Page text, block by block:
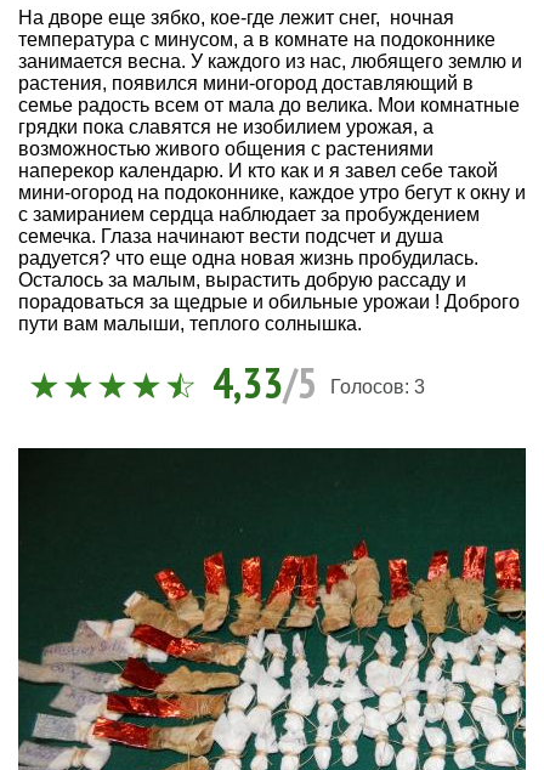
На дворе еще зябко, кое-где лежит снег, ночная
температура с минусом, а в комнате на подоконнике
занимается весна. У каждого из нас, любящего землю и
растения, появился мини-огород доставляющий в
семье радость всем от мала до велика. Мои комнатные
грядки пока славятся не изобилием урожая, а
возможностью живого общения с растениями
наперекор календарю. И кто как и я завел себе такой
мини-огород на подоконнике, каждое утро бегут к окну и
с замиранием сердца наблюдает за пробуждением
семечка. Глаза начинают вести подсчет и душа
радуется? что еще одна новая жизнь пробудилась.
Осталось за малым, вырастить добрую рассаду и
порадоваться за щедрые и обильные урожаи ! Доброго
пути вам малыши, теплого солнышка.
4,33/5 Голосов: 3